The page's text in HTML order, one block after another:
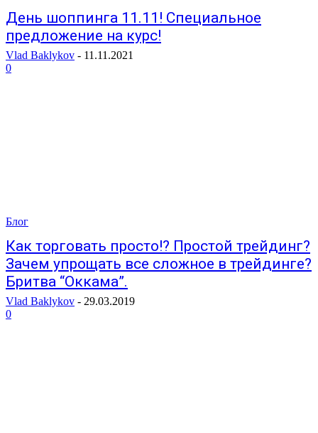
День шоппинга 11.11! Специальное
предложение на курс!
Vlad Baklykov - 11.11.2021
0
Блог
Как торговать просто!? Простой трейдинг?
Зачем упрощать все сложное в трейдинге?
Бритва “Оккама”.
Vlad Baklykov - 29.03.2019
0